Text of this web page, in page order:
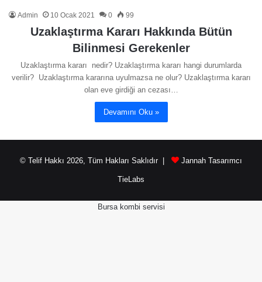
Admin 10 Ocak 2021 0 99
Uzaklaştırma Kararı Hakkında Bütün
Bilinmesi Gerekenler
Uzaklaştırma kararı nedir? Uzaklaştırma kararı hangi durumlarda
verilir? Uzaklaştırma kararına uyulmazsa ne olur? Uzaklaştırma kararı
olan eve girdiği an cezası…
Devamını Oku »
© Telif Hakkı 2026, Tüm Hakları Saklıdır | Jannah Tasarımcı
TieLabs
Bursa kombi servisi